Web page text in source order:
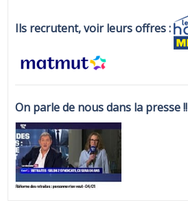
Ils recrutent, voir leurs offres :
On parle de nous dans la presse !!